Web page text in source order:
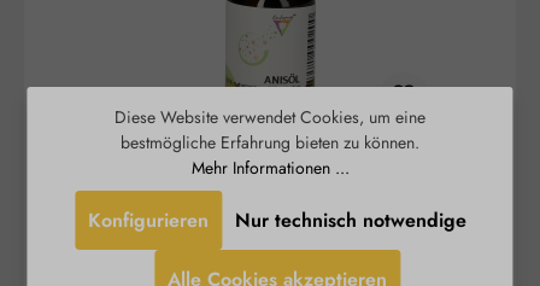
Anisöl
Anisöl Embamed® wird durch
Wasserdampfdestillation aus den zerkleinerten
Diese Website verwendet Cookies, um eine
bestmögliche Erfahrung bieten zu können.
Mehr Informationen ...
Nur technisch notwendige
Konfigurieren
Alle Cookies akzeptieren